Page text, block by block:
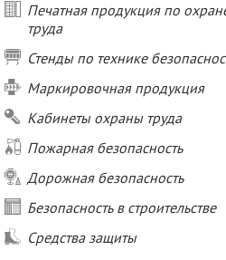
Печатная продукция по
труда
Стенды по технике
Маркировочная продукция
Кабинеты охраны труда
Пожарная безопасность
Дорожная безопасность
Безопасность в строительстве
Средства защиты